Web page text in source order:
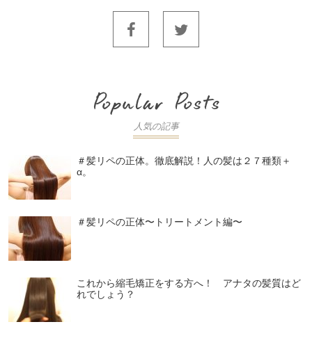
人気の記事
＃髪リペの正体。徹底解説！人の髪は２７種類＋
α。
＃髪リペの正体〜トリートメント編〜
これから縮毛矯正をする方へ！ アナタの髪質はど
れでしょう？